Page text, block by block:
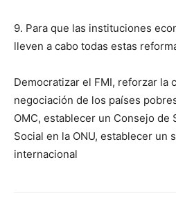
9. Para que las instituciones
lleven a cabo todas estas
Democratizar el FMI, reforzar la
negociación de los países
OMC, establecer un Consejo de
Social en la ONU, establecer un
internacional